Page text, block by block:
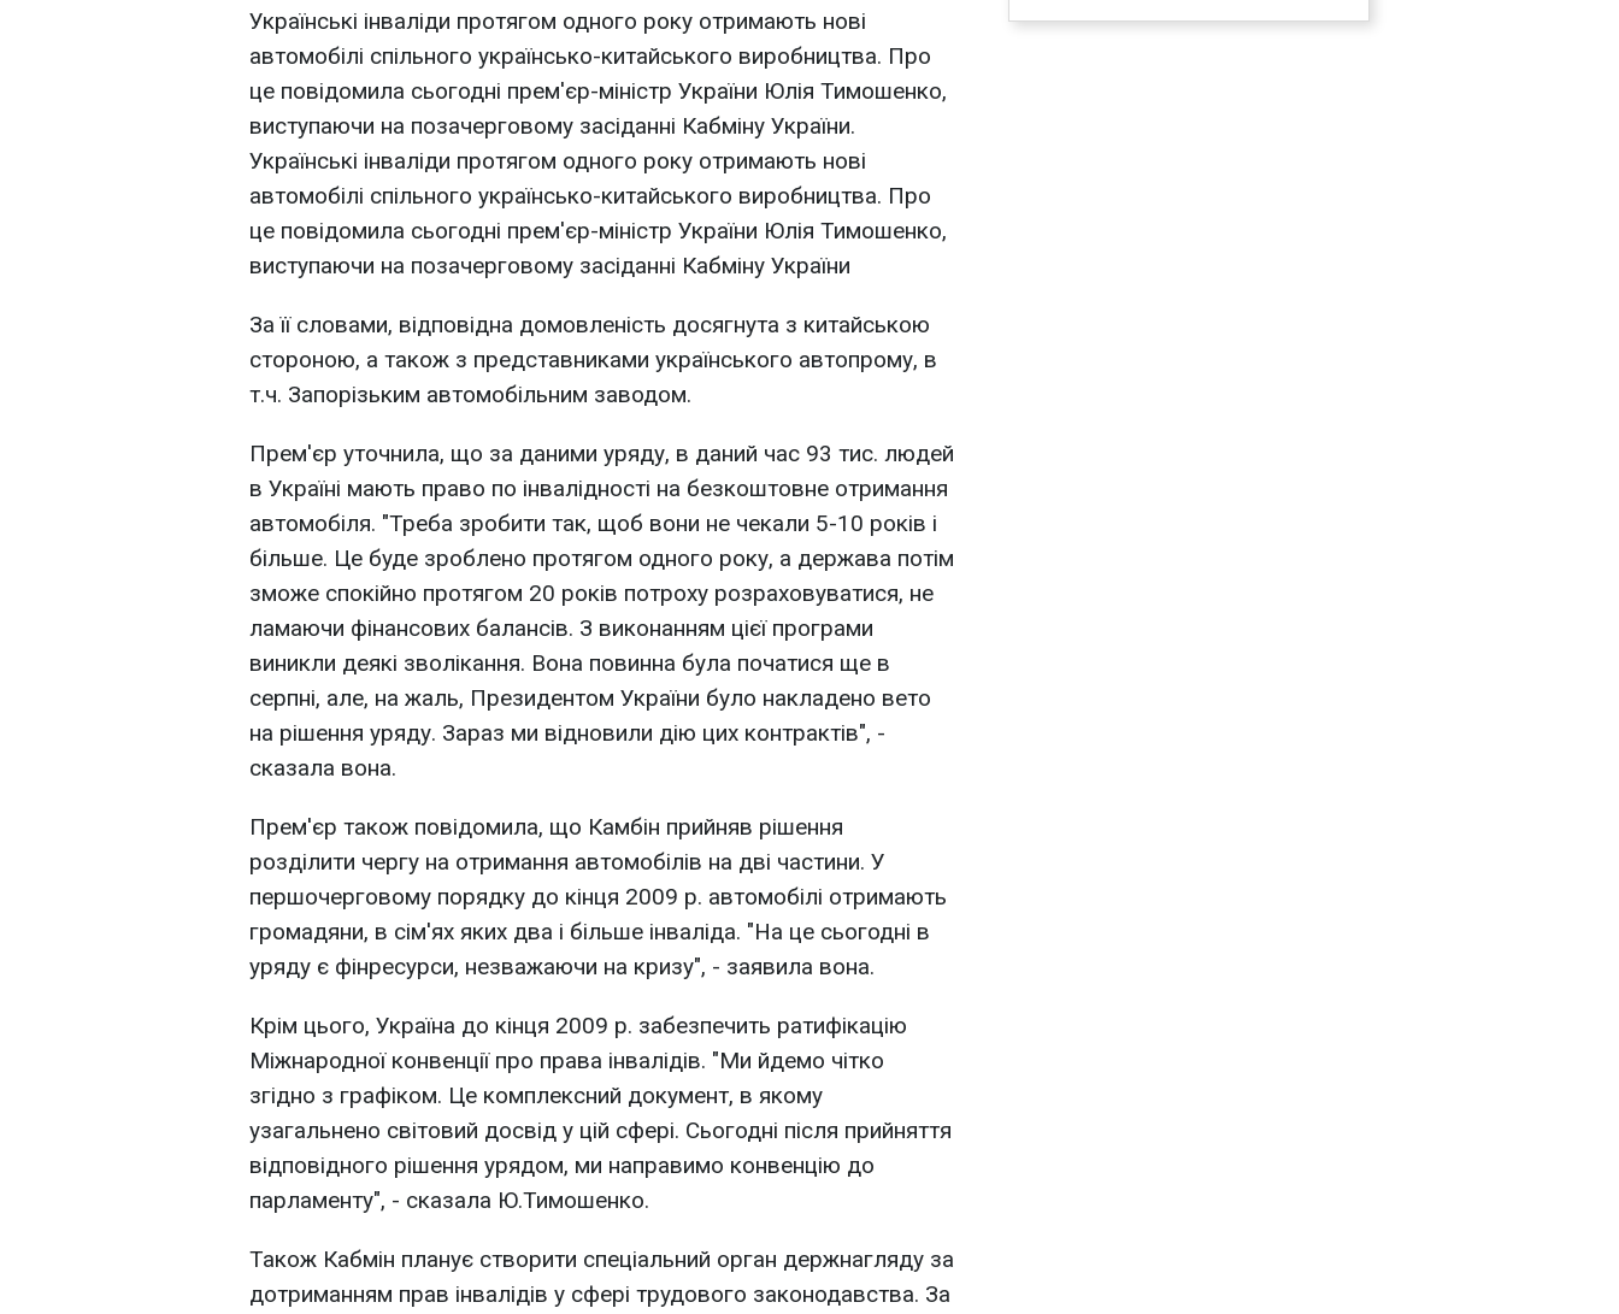
Українські інваліди протягом одного року отримають нові
автомобілі спільного українсько-китайського виробництва. Про
це повідомила сьогодні прем'єр-міністр України Юлія Тимошенко,
виступаючи на позачерговому засіданні Кабміну України.
Українські інваліди протягом одного року отримають нові
автомобілі спільного українсько-китайського виробництва. Про
це повідомила сьогодні прем'єр-міністр України Юлія Тимошенко,
виступаючи на позачерговому засіданні Кабміну України
За її словами, відповідна домовленість досягнута з китайською
стороною, а також з представниками українського автопрому, в
т.ч. Запорізьким автомобільним заводом.
Прем'єр уточнила, що за даними уряду, в даний час 93 тис. людей
в Україні мають право по інвалідності на безкоштовне отримання
автомобіля. "Треба зробити так, щоб вони не чекали 5-10 років і
більше. Це буде зроблено протягом одного року, а держава потім
зможе спокійно протягом 20 років потроху розраховуватися, не
ламаючи фінансових балансів. З виконанням цієї програми
виникли деякі зволікання. Вона повинна була початися ще в
серпні, але, на жаль, Президентом України було накладено вето
на рішення уряду. Зараз ми відновили дію цих контрактів", -
сказала вона.
Прем'єр також повідомила, що Камбін прийняв рішення
розділити чергу на отримання автомобілів на дві частини. У
першочерговому порядку до кінця 2009 р. автомобілі отримають
громадяни, в сім'ях яких два і більше інваліда. "На це сьогодні в
уряду є фінресурси, незважаючи на кризу", - заявила вона.
Крім цього, Україна до кінця 2009 р. забезпечить ратифікацію
Міжнародної конвенції про права інвалідів. "Ми йдемо чітко
згідно з графіком. Це комплексний документ, в якому
узагальнено світовий досвід у цій сфері. Сьогодні після прийняття
відповідного рішення урядом, ми направимо конвенцію до
парламенту", - сказала Ю.Тимошенко.
Також Кабмін планує створити спеціальний орган держнагляду за
дотриманням прав інвалідів у сфері трудового законодавства. За